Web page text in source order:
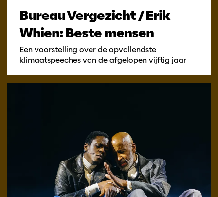
Bureau Vergezicht / Erik
Whien: Beste mensen
Een voorstelling over de opvallendste
klimaatspeeches van de afgelopen vijftig jaar